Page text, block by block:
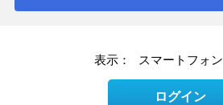
表示： スマートフォン
ログイン